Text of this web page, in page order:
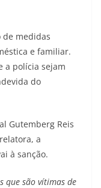
medidas
e familiar.
a polícia sejam
do
Gutemberg Reis
a
à sanção.
que são vítimas de